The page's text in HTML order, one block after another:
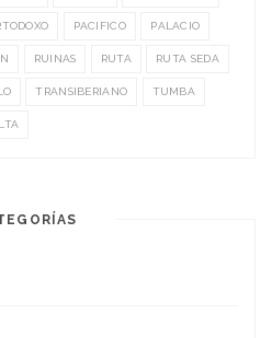
PACIFICO PALACIO
RUINAS RUTA RUTA SEDA
TRANSIBERIANO TUMBA